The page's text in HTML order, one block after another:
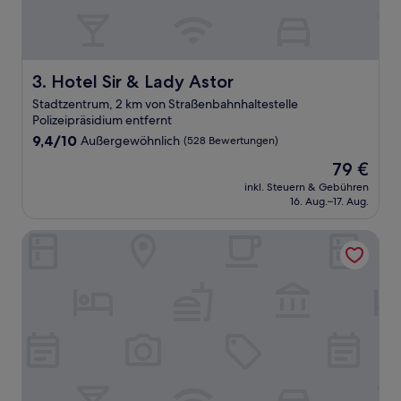
3. Hotel Sir & Lady Astor
Hotel Sir & Lady Astor
Stadtzentrum, 2 km von Straßenbahnhaltestelle
Polizeipräsidium entfernt
9.4
9,4/10 Außergewöhnlich (528 Bewertungen)
Der
Preis
beträgt
79 €
inkl. Steuern & Gebühren
16. Aug.–17. Aug.